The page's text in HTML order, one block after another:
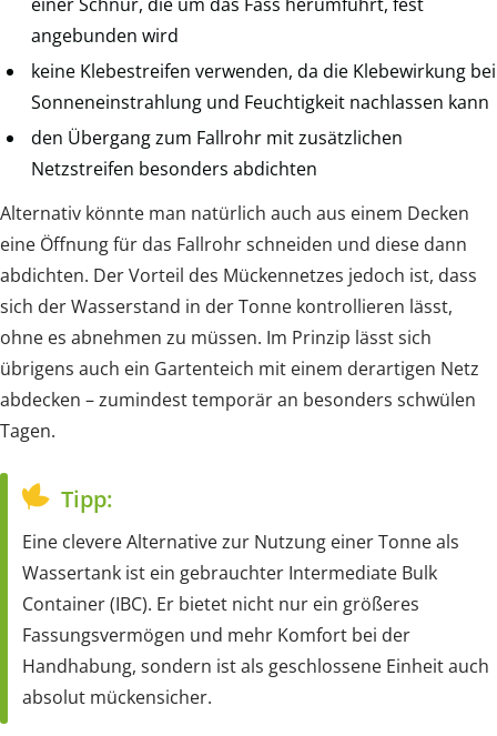
angebunden wird
keine Klebestreifen verwenden, da die Klebewirkung bei
Sonneneinstrahlung und Feuchtigkeit nachlassen kann
den Übergang zum Fallrohr mit zusätzlichen
Netzstreifen besonders abdichten
Alternativ könnte man natürlich auch aus einem Decken
eine Öffnung für das Fallrohr schneiden und diese dann
abdichten. Der Vorteil des Mückennetzes jedoch ist, dass
sich der Wasserstand in der Tonne kontrollieren lässt,
ohne es abnehmen zu müssen. Im Prinzip lässt sich
übrigens auch ein Gartenteich mit einem derartigen Netz
abdecken – zumindest temporär an besonders schwülen
Tagen.
Tipp:
Eine clevere Alternative zur Nutzung einer Tonne als
Wassertank ist ein gebrauchter Intermediate Bulk
Container (IBC). Er bietet nicht nur ein größeres
Fassungsvermögen und mehr Komfort bei der
Handhabung, sondern ist als geschlossene Einheit auch
absolut mückensicher.